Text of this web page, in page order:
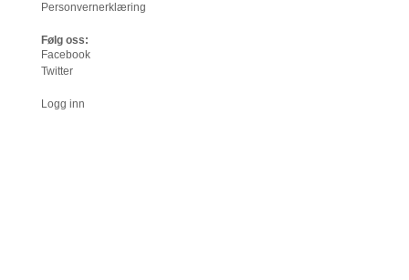
Personvernerklæring
Følg oss:
Facebook
Twitter
Logg inn